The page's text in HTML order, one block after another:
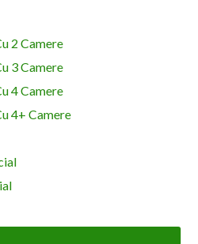
2 Camere
3 Camere
4 Camere
4+ Camere